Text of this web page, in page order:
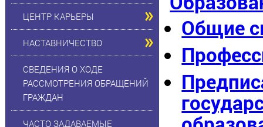
ЦЕНТР КАРЬЕРЫ
НАСТАВНИЧЕСТВО
СВЕДЕНИЯ О ХОДЕ
РАССМОТРЕНИЯ ОБРАЩЕНИЙ
ГРАЖДАН
ЧАСТО ЗАДАВАЕМЫЕ
Общие